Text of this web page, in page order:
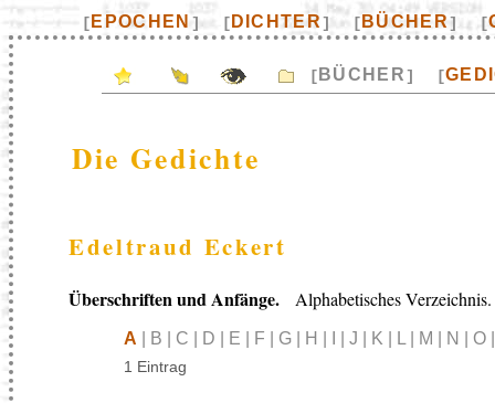
[ EPOCHEN ] [ DICHTER] [ BÜCHER] [
[ BÜCHER] [
Die Gedichte
Edeltraud Eckert
Überschriften und Anfänge. Alphabetisches Verzeichnis.
A | B | C | D | E | F | G | H | I | J | K | L | M | N |
1 Eintrag